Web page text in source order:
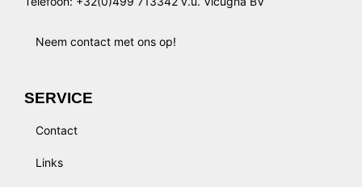
Neem contact met ons op!
SERVICE
Contact
Links